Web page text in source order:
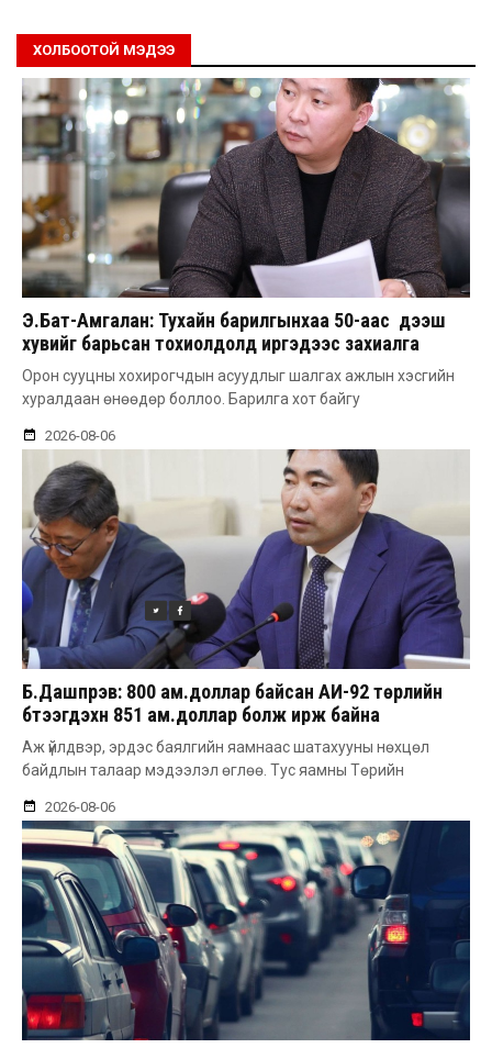
ХОЛБООТОЙ МЭДЭЭ
Э.Бат-Амгалан: Тухайн барилгынхаа 50-аас дээш
хувийг барьсан тохиолдолд иргэдээс захиалга
авдаг болгоно
Орон сууцны хохирогчдын асуудлыг шалгах ажлын хэсгийн
хуралдаан өнөөдөр боллоо. Барилга хот байгу
2026-08-06
Б.Дашпүрэв: 800 ам.доллар байсан АИ-92 төрлийн
бүтээгдэхүүн 851 ам.доллар болж ирж байна
Аж үйлдвэр, эрдэс баялгийн яамнаас шатахууны нөхцөл
байдлын талаар мэдээлэл өглөө. Тус яамны Төрийн
2026-08-06